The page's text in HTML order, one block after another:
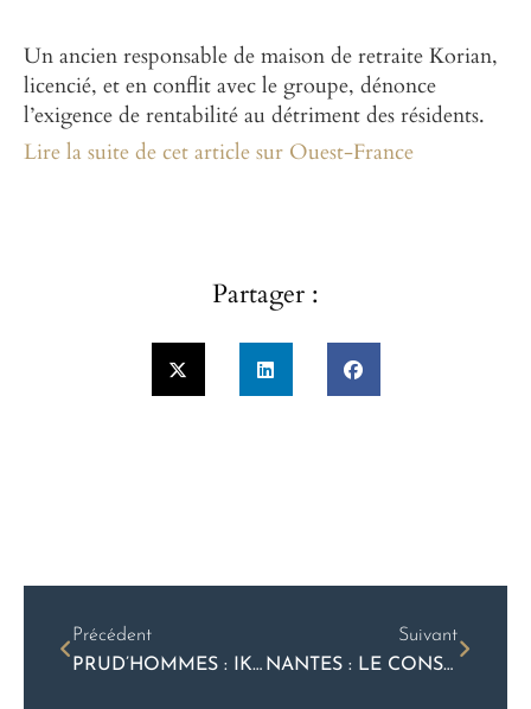
Un ancien responsable de maison de retraite Korian,
licencié, et en conflit avec le groupe, dénonce
l’exigence de rentabilité au détriment des résidents.
Lire la suite de cet article sur Ouest-France
Partager :
Précédent
PRUD’HOMMES : IKEA RECHIGNE À VERSER SES INDEMNITÉS À UN SALARIÉ HANDICAPÉ LICENCIÉ
Suivant
NANTES : LE CONSEIL DE PRUD’HOMMES CONDAMNE UBER AU PROFIT D’UN CHAUFFEUR DE VTC